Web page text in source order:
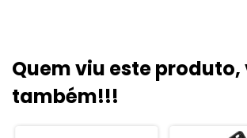
Quem viu este produto,
também!!!